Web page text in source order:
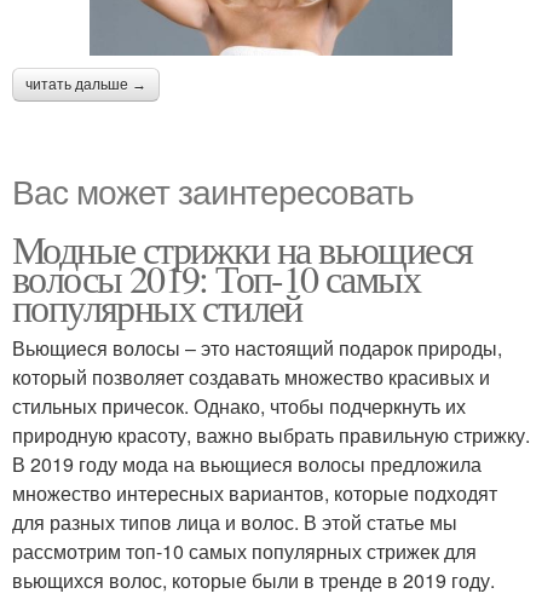
читать дальше →
Вас может заинтересовать
Модные стрижки на вьющиеся
волосы 2019: Топ-10 самых
популярных стилей
Вьющиеся волосы – это настоящий подарок природы,
который позволяет создавать множество красивых и
стильных причесок. Однако, чтобы подчеркнуть их
природную красоту, важно выбрать правильную стрижку.
В 2019 году мода на вьющиеся волосы предложила
множество интересных вариантов, которые подходят
для разных типов лица и волос. В этой статье мы
рассмотрим топ-10 самых популярных стрижек для
вьющихся волос, которые были в тренде в 2019 году.